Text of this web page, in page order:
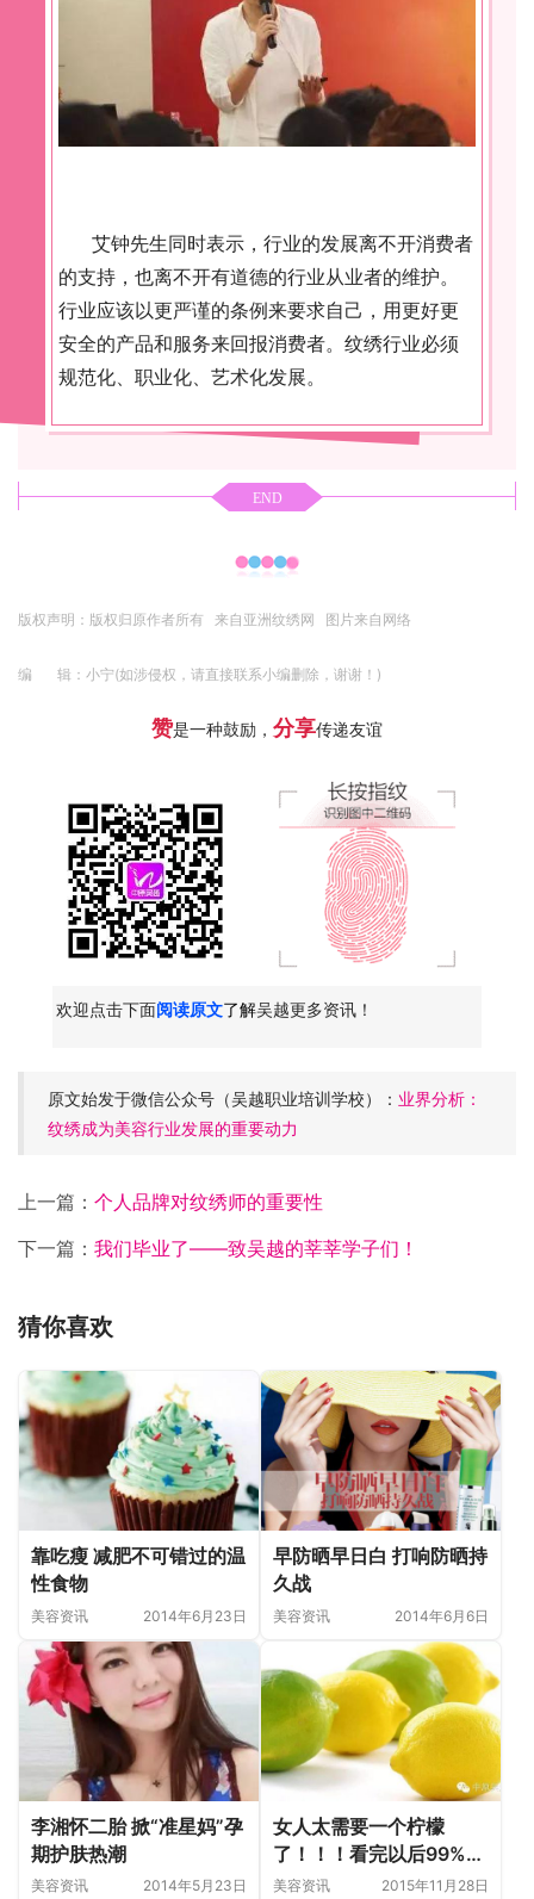
艾钟先生同时表示，行业的发展离不开消费者
的支持，也离不开有道德的行业从业者的维护。
行业应该以更严谨的条例来要求自己，用更好更
安全的产品和服务来回报消费者。纹绣行业必须
规范化、职业化、艺术化发展。
END
版权声明：版权归原作者所有 来自亚洲纹绣网 图片来自网络
编 辑：小宁(如涉侵权，请直接联系小编删除，谢谢！)
赞是一种鼓励， 分享传递友谊
欢迎点击下面阅读原文了解吴越更多资讯！
原文始发于微信公众号（吴越职业培训学校）： 业界分析：
纹绣成为美容行业发展的重要动力
上一篇： 个人品牌对纹绣师的重要性
下一篇： 我们毕业了——致吴越的莘莘学子们！
猜你喜欢
靠吃瘦 减肥不可错过的温
性食物
美容资讯 2014年6月23日
早防晒早日白 打响防晒持
久战
美容资讯 2014年6月6日
李湘怀二胎 掀“准星妈”孕
期护肤热潮
美容资讯 2014年5月23日
女人太需要一个柠檬
了！！！看完以后99%的
人都买柠檬去了！
美容资讯 2015年11月28日